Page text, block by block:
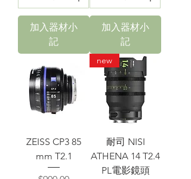
加入器材小
記
加入器材小
記
ZEISS CP3 85
mm T2.1
new
耐司 NISI
ATHENA 14 T2.4
PL電影鏡頭